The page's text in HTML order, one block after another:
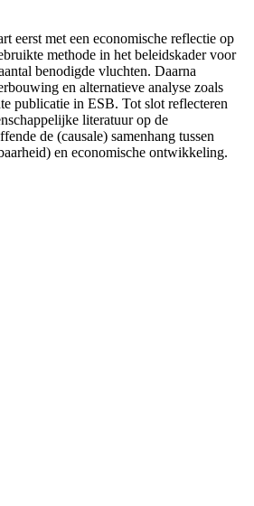
eerst met een economische reflectie op
methode in het beleidskader voor
benodigde vluchten. Daarna
en alternatieve analyse zoals
publicatie in ESB. Tot slot reflecteren
literatuur op de
de (causale) samenhang tussen
en economische ontwikkeling.